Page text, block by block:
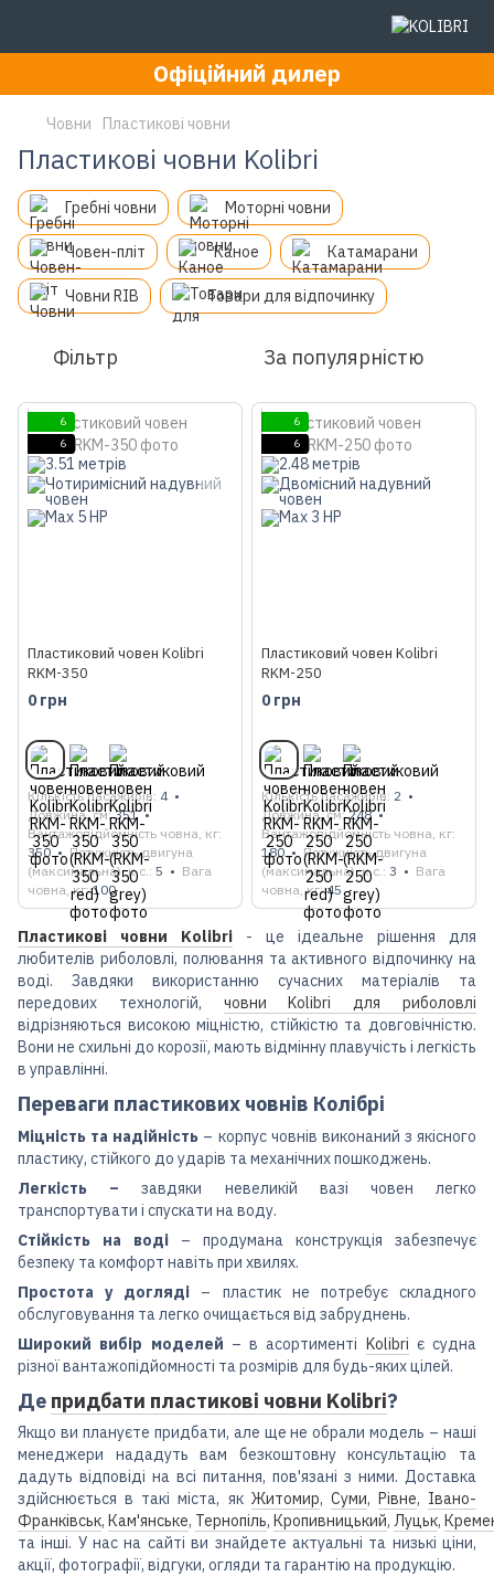
Офіційний дилер
Човни Пластикові човни
Пластикові човни Kolibri
Гребні човни Моторні човни
Човен-пліт Каное Катамарани
Човни RIB Товари для відпочинку
Фільтр За популярністю
6
6
Пластиковий човен Kolibri
RKM-350
0 грн
Кількість пасажирів 4
Довжина, см 351
Вантажопідйомність човна, кг
350
Потужність двигуна
(максимальна), к.с. 5
Вага
човна, кг 100
6
6
Пластиковий човен Kolibri
RKM-250
0 грн
Кількість пасажирів 2
Довжина, см 248
Вантажопідйомність човна, кг
180
Потужність двигуна
(максимальна), к.с. 3
Вага
човна, кг 45
Пластикові човни Kolibri - це ідеальне рішення для
любителів риболовлі, полювання та активного відпочинку на
воді. Завдяки використанню сучасних матеріалів та
передових технологій, човни Kolibri для риболовлі
відрізняються високою міцністю, стійкістю та довговічністю.
Вони не схильні до корозії, мають відмінну плавучість і легкість
в управлінні.
Переваги пластикових човнів Колібрі
Міцність та надійність – корпус човнів виконаний з якісного
пластику, стійкого до ударів та механічних пошкоджень.
Легкість – завдяки невеликій вазі човен легко
транспортувати і спускати на воду.
Стійкість на воді – продумана конструкція забезпечує
безпеку та комфорт навіть при хвилях.
Простота у догляді – пластик не потребує складного
обслуговування та легко очищається від забруднень.
Широкий вибір моделей – в асортименті Kolibri є судна
різної вантажопідйомності та розмірів для будь-яких цілей.
Де придбати пластикові човни Kolibri?
Якщо ви плануєте придбати, але ще не обрали модель – наші
менеджери нададуть вам безкоштовну консультацію та
дадуть відповіді на всі питання, пов'язані з ними. Доставка
здійснюється в такі міста, як Житомир, Суми, Рівне, Івано-
Франківськ, Кам'янське, Тернопіль, Кропивницький, Луцьк,
та інші. У нас на сайті ви знайдете актуальні та низькі ціни,
акції, фотографії, відгуки, огляди та гарантію на продукцію.